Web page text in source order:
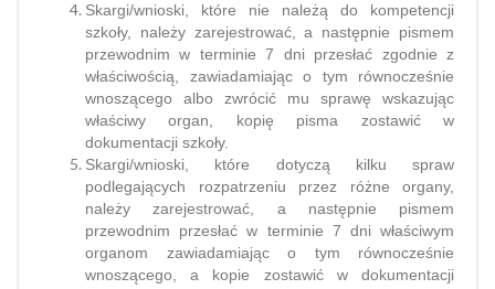
Skargi/wnioski, które nie należą do kompetencji
szkoły, należy zarejestrować, a następnie pismem
przewodnim w terminie 7 dni przesłać zgodnie z
właściwością, zawiadamiając o tym równocześnie
wnoszącego albo zwrócić mu sprawę wskazując
właściwy organ, kopię pisma zostawić w
dokumentacji szkoły.
Skargi/wnioski, które dotyczą kilku spraw
podlegających rozpatrzeniu przez różne organy,
należy zarejestrować, a następnie pismem
przewodnim przesłać w terminie 7 dni właściwym
organom zawiadamiając o tym równocześnie
wnoszącego, a kopie zostawić w dokumentacji